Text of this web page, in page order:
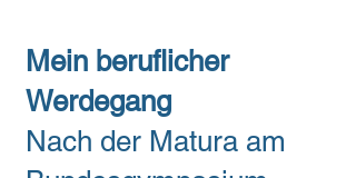
Mein beruflicher
Werdegang
Nach der Matura am